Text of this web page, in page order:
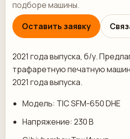
подборе машины.
Оставить заявку
2021 года выпуска, б/у.
трафаретную печатную
2021 года выпуска.
Модель: TIC SFM-650 DHE
Напряжение: 230 В